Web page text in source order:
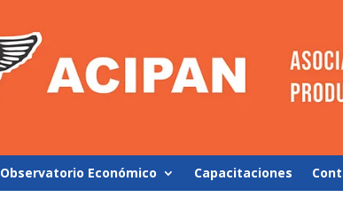
Observatorio Económico Capacitaciones